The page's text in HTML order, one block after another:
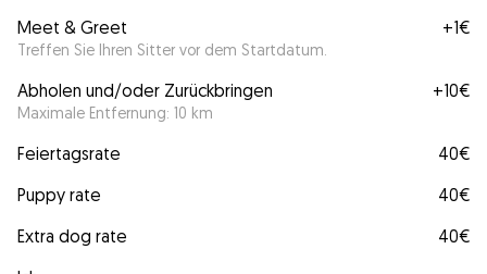
Meet & Greet
Treffen Sie Ihren Sitter vor dem Startdatum.
+1€
Abholen und/oder Zurückbringen
Maximale Entfernung: 10 km
+10€
Feiertagsrate
40€
Puppy rate
40€
Extra dog rate
40€